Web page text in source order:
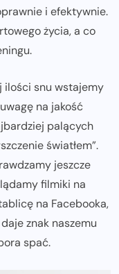
i efektywnie.
życia, a co
ilości snu wstajemy
na jakość
palących
światłem”.
jeszcze
filmiki na
na Facebooka,
znak naszemu
spać.